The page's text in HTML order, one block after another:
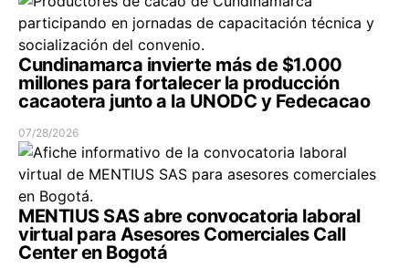
Cundinamarca invierte más de $1.000
millones para fortalecer la producción
cacaotera junto a la UNODC y Fedecacao
07/28/2026
MENTIUS SAS abre convocatoria laboral
virtual para Asesores Comerciales Call
Center en Bogotá